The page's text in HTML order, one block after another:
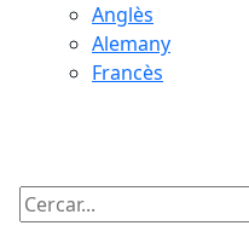
Anglès
Alemany
Francès
Cercar: